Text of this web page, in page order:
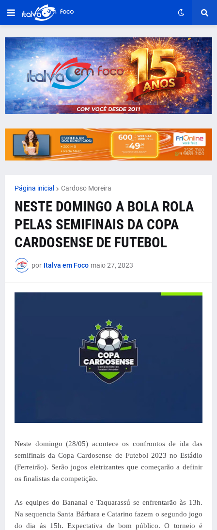
Página inicial Cardoso Moreira
NESTE DOMINGO A BOLA ROLA
PELAS SEMIFINAIS DA COPA
CARDOSENSE DE FUTEBOL
por Italva em Foco maio 27, 2023
Neste domingo (28/05) acontece os confrontos de ida das
semifinais da Copa Cardosense de Futebol 2023 no Estádio
(Ferreirão). Serão jogos eletrizantes que começarão a definir
os finalistas da competição.
As equipes do Bananal e Taquarassú se enfrentarão às 13h.
Na sequencia Santa Bárbara e Catarino fazem o segundo jogo
do dia às 15h. Expectativa de bom público. O torneio é